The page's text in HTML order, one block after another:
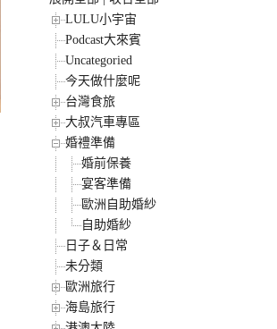
LULU小宇宙
Podcast大來賓
Uncategoried
今天做什麼呢
台灣食旅
大叔汽車專區
婚禮準備
婚前保養
宴客準備
歐洲自助婚紗
自助婚紗
日子＆日常
未分類
歐洲旅行
海島旅行